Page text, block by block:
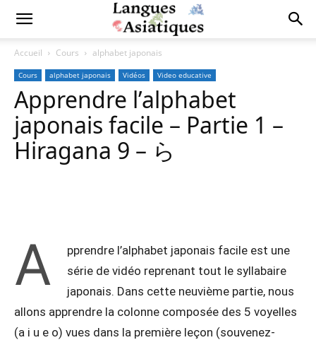
Accueil Cours alphabet japonais
Cours alphabet japonais Vidéos Video educative
Apprendre l’alphabet
japonais facile – Partie 1 –
Hiragana 9 – ら
A
pprendre l’alphabet japonais facile est une
série de vidéo reprenant tout le syllabaire
japonais. Dans cette neuvième partie, nous
allons apprendre la colonne composée des 5 voyelles
(a i u e o) vues dans la première leçon (souvenez-